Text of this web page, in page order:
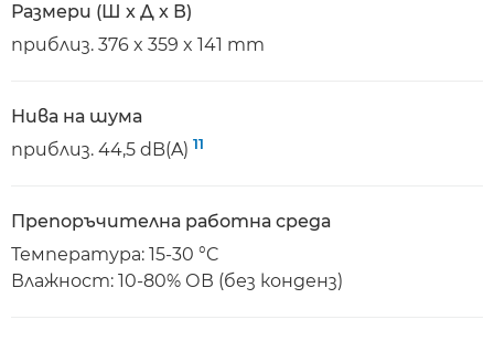
Размери (Ш x Д x В)
приблиз. 376 x 359 x 141 mm
Нива на шума
приблиз. 44,5 dB(A) 11
Препоръчителна работна среда
Температура: 15-30 °C
Влажност: 10-80% ОВ (без конденз)